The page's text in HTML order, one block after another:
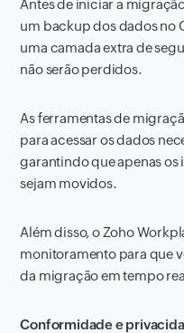
Antes de iniciar a
um backup dos dados no
uma camada extra de
não serão perdidos.
As ferramentas de
para acessar os dados
garantindo que apenas os
sejam movidos.
Além disso, o Zoho
monitoramento para que
da migração em tempo
Conformidade e